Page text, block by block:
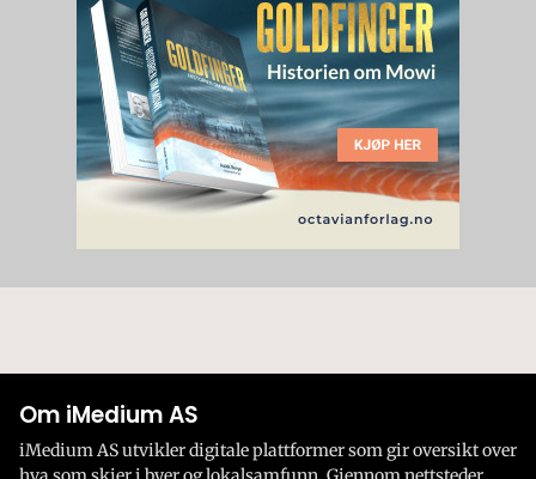
Om iMedium AS
iMedium AS utvikler digitale plattformer som gir oversikt over